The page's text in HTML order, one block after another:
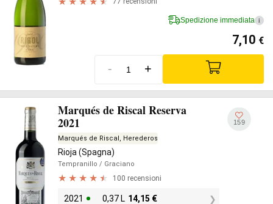
Spedizione immediata i
7,10 €
- +
Marqués de Riscal Reserva
2021
Marqués de Riscal, Herederos
Rioja (Spagna)
Tempranillo / Graciano
100 recensioni
2021 0,37 L 14,15 €
159